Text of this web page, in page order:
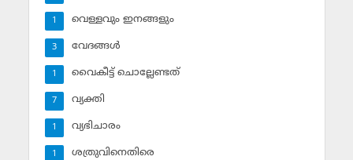
വെള്ളവും ഇനങ്ങളും
1
വേദങ്ങള്‍
3
വൈകീട്ട് ചൊല്ലേണ്ടത്
1
വ്യക്തി
7
വ്യഭിചാരം
1
ശത്രുവിനെതിരെ
1